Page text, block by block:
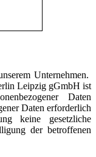
Unternehmen.
Leipzig gGmbH ist
Daten
Daten erforderlich
keine gesetzliche
der betroffenen